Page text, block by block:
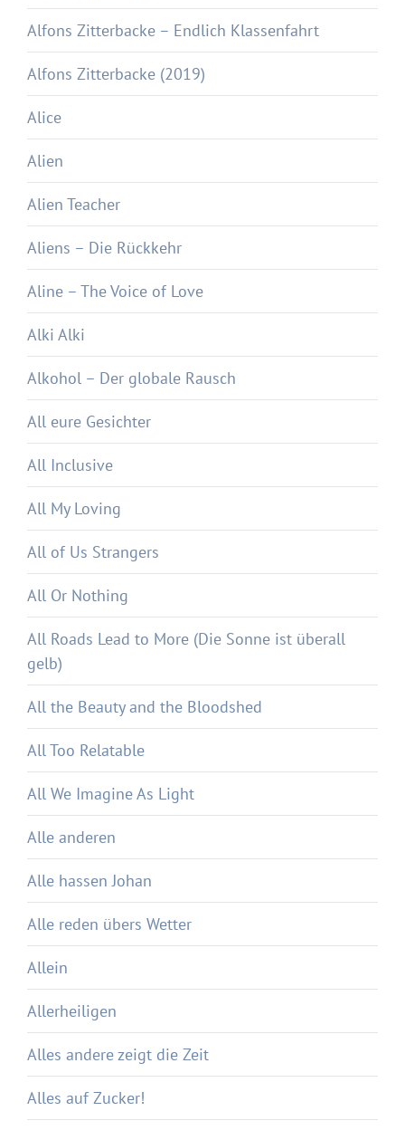
Alfons Zitterbacke – Endlich Klassenfahrt
Alfons Zitterbacke (2019)
Alice
Alien
Alien Teacher
Aliens – Die Rückkehr
Aline – The Voice of Love
Alki Alki
Alkohol – Der globale Rausch
All eure Gesichter
All Inclusive
All My Loving
All of Us Strangers
All Or Nothing
All Roads Lead to More (Die Sonne ist überall
gelb)
All the Beauty and the Bloodshed
All Too Relatable
All We Imagine As Light
Alle anderen
Alle hassen Johan
Alle reden übers Wetter
Allein
Allerheiligen
Alles andere zeigt die Zeit
Alles auf Zucker!